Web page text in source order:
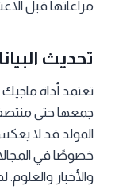
مراعاتها قبل
تحديث
تعتمد أداة
المولد قد لا
خصوصًا في
والأخبار